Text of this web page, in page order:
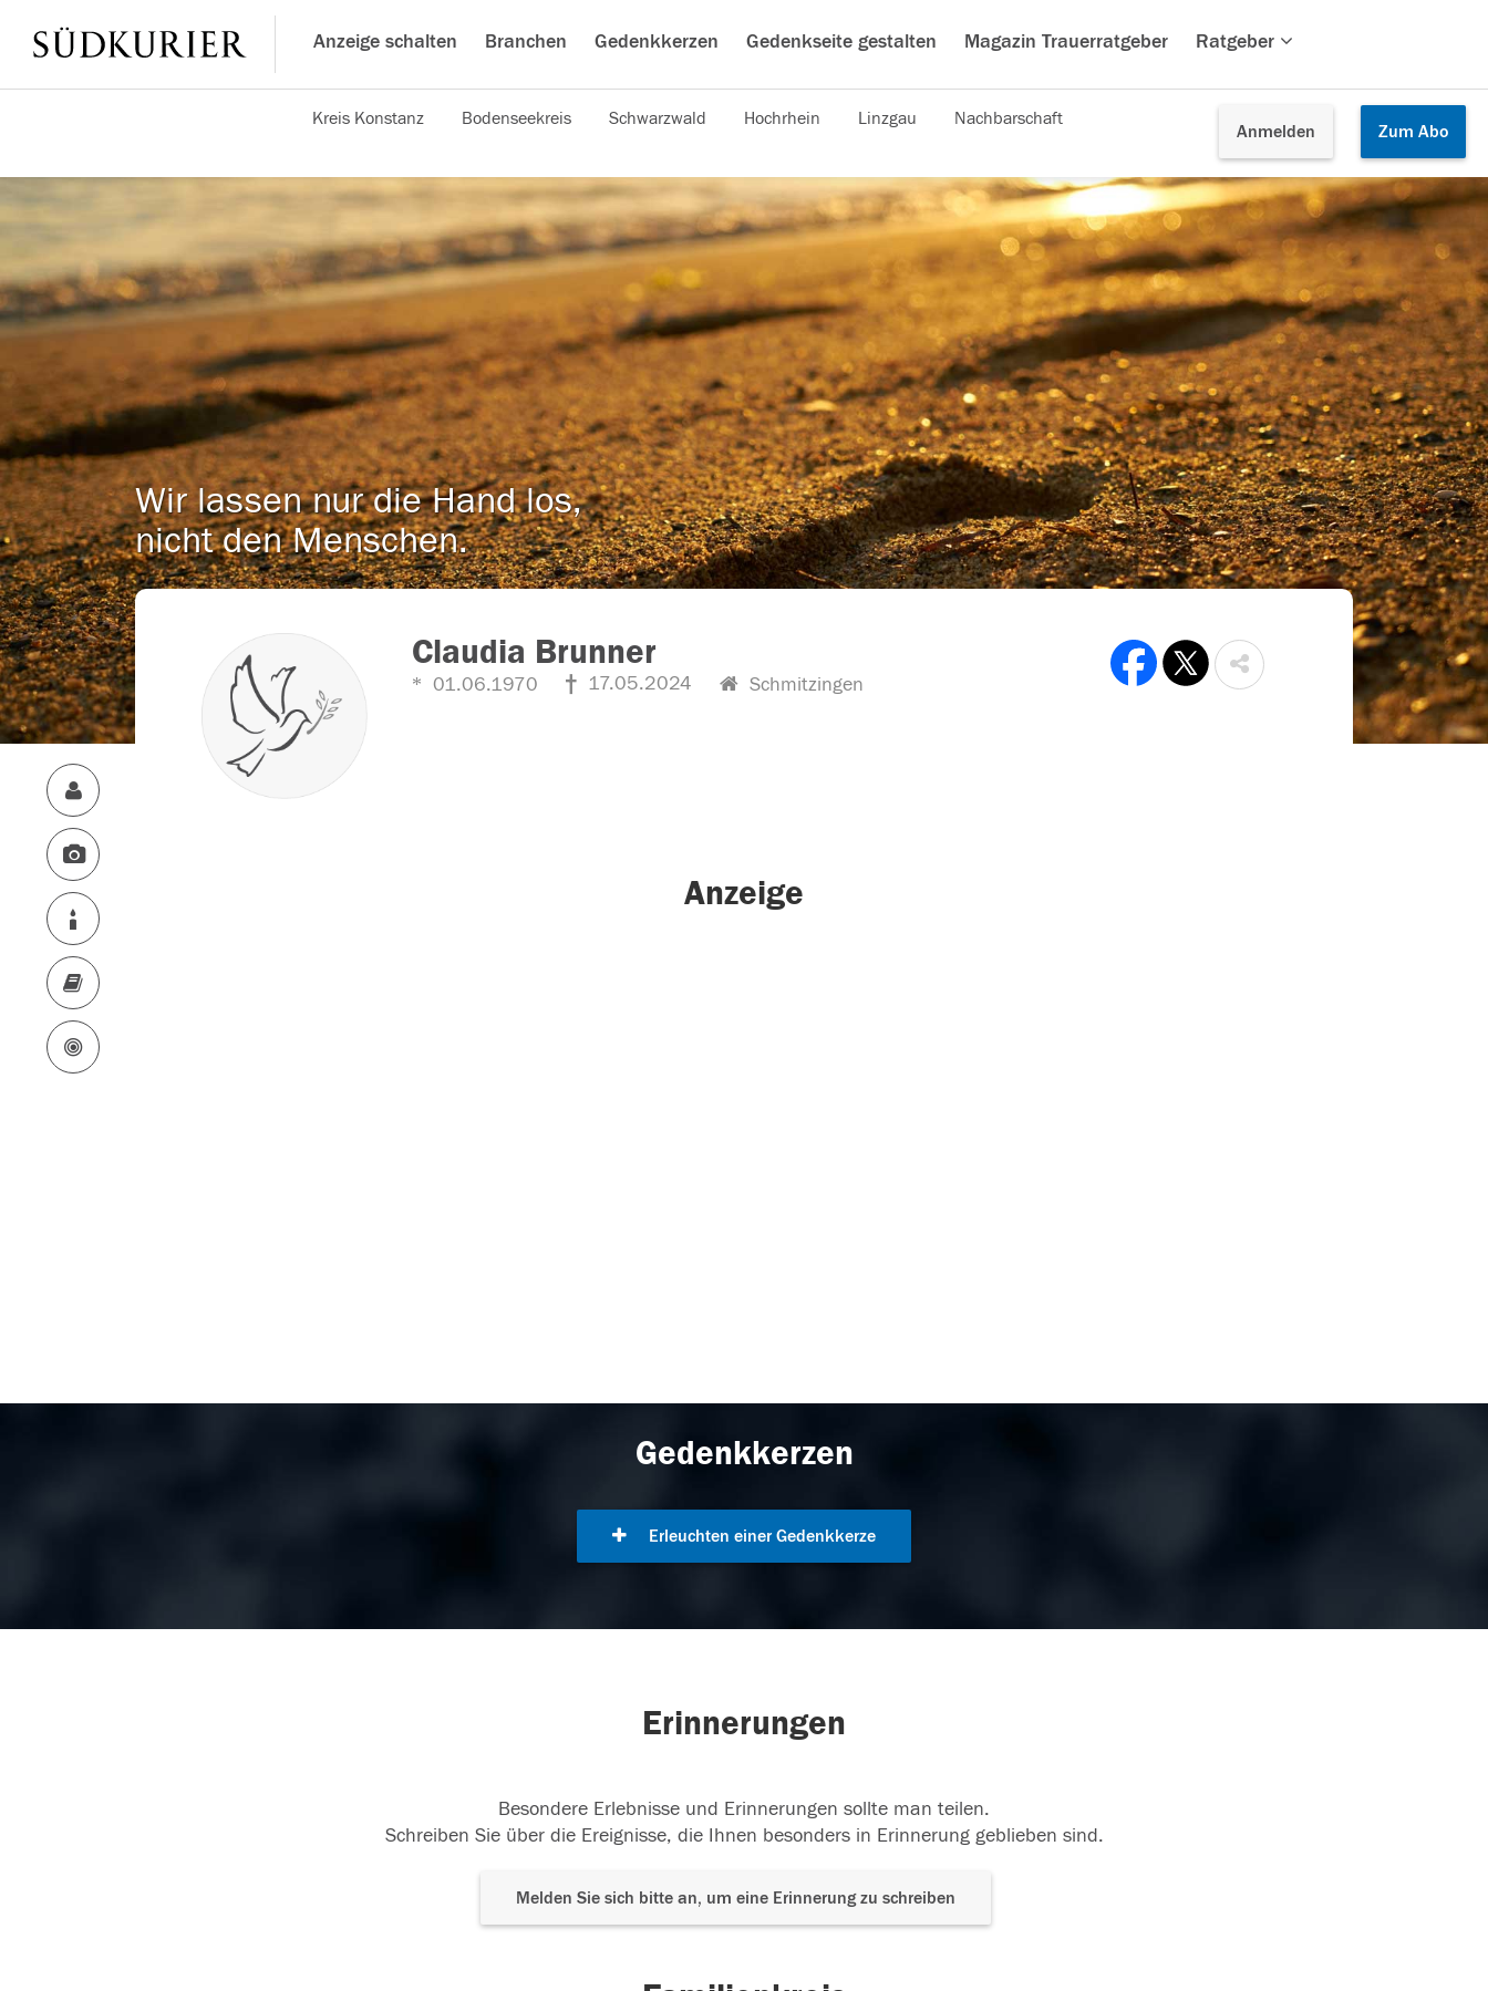
Anzeige schalten Branchen Gedenkkerzen Gedenkseite gestalten Magazin Trauerratgeber Ratgeber
Anmelden Zum Abo
Kreis Konstanz Bodenseekreis Schwarzwald Hochrhein Linzgau Nachbarschaft
Wir lassen nur die Hand los,
nicht den Menschen.
Claudia Brunner
01.06.1970 17.05.2024 Schmitzingen
Anzeige
Gedenkkerzen
Erleuchten einer Gedenkkerze
Erinnerungen
Besondere Erlebnisse und Erinnerungen sollte man teilen.
Schreiben Sie über die Ereignisse, die Ihnen besonders in Erinnerung geblieben sind.
Melden Sie sich bitte an, um eine Erinnerung zu schreiben